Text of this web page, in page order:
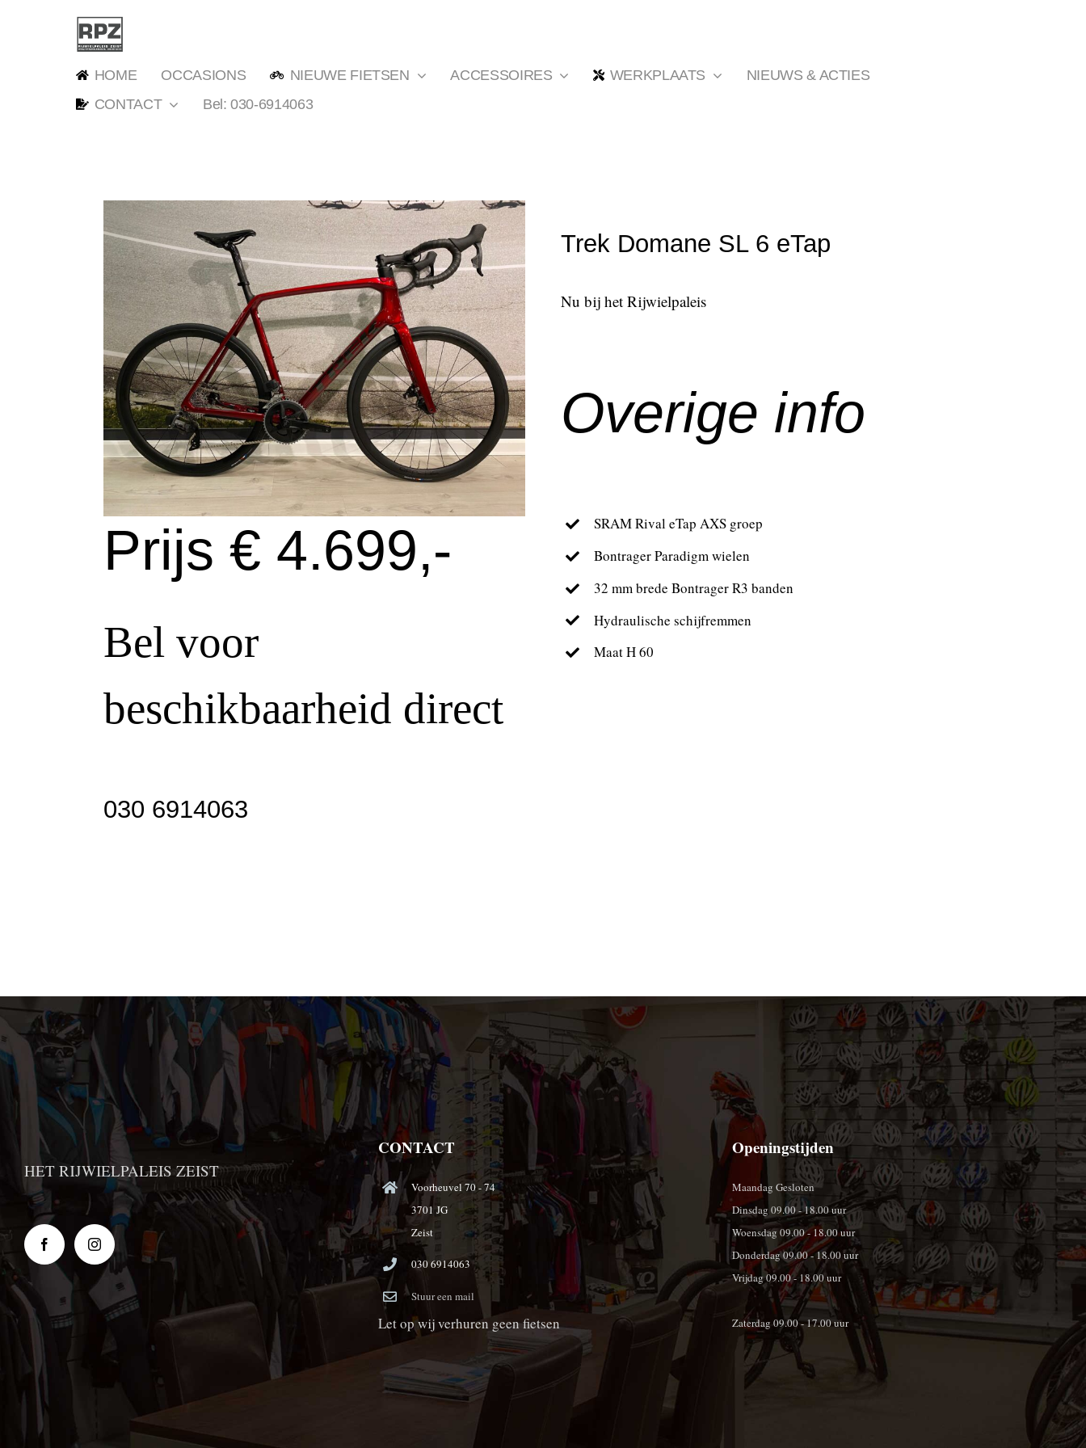
HOME OCCASIONS NIEUWE FIETSEN ACCESSOIRES WERKPLAATS
NIEUWS & ACTIES
CONTACT
Bel: 030-6914063
Prijs € 4.699,-
Bel voor
beschikbaarheid direct
030 6914063
Trek Domane SL 6 eTap
Nu bij het Rijwielpaleis
Overige info
SRAM Rival eTap AXS groep
Bontrager Paradigm wielen
32 mm brede Bontrager R3 banden
Hydraulische schijfremmen
Maat H 60
HET RIJWIELPALEIS ZEIST
CONTACT
Voorheuvel 70 - 74
3701 JG
Zeist
030 6914063
Stuur een mail
Let op wij verhuren geen fietsen
Openingstijden
Maandag Gesloten
Dinsdag 09.00 - 18.00 uur
Woensdag 09.00 - 18.00 uur
Donderdag 09.00 - 18.00 uur
Vrijdag 09.00 - 18.00 uur
Zaterdag 09.00 - 17.00 uur